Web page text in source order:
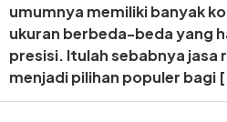
umumnya memiliki banyak
ukuran berbeda-beda yang
presisi. Itulah sebabnya jasa
menjadi pilihan populer bagi